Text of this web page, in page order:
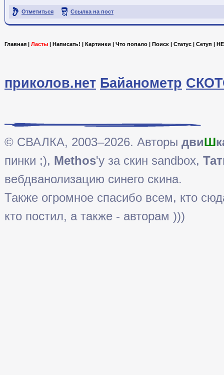
Отметиться Ссылка на пост
Главная | Ласты | Написать! | Картинки | Что попало | Поиск | Статус | Сетуп |
приколов.нет Байанометр
© СВАЛКА, 2003–2026. Авторы двиШ
пинки ;), Methos'у за скин sandbox,
вебдванолизацию синего скина.
Также огромное спасибо всем, кто
кто постил, а также - авторам )))